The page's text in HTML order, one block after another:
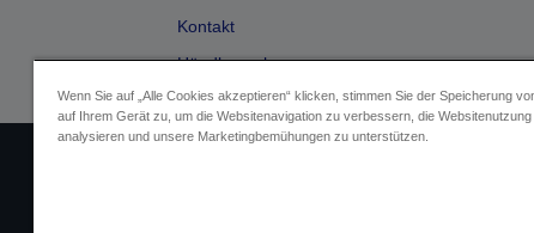
Kontakt
Händlersuche
Wenn Sie auf „Alle Cookies akzeptieren“ klicken, stimmen Sie der Speicherung
auf Ihrem Gerät zu, um die Websitenavigation zu verbessern, die
analysieren und unsere Marketingbemühungen zu unterstützen.